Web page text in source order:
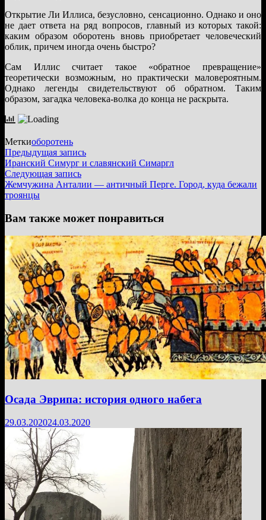
Открытие Ли Иллиса, безусловно, сенсационно. Однако и оно
не дает ответа на ряд вопросов, главный из которых такой:
каким образом оборотень вновь приобретает человеческий
облик, причем иногда очень быстро?
Сам Иллис считает такое «обратное превращение»
теоретически возможным, но практически маловероятным.
Однако легенды свидетельствуют об обратном. Таким
образом, загадка человека-волка до конца не раскрыта.
Меткиоборотень
Навигация
по
записям
Предыдущая записьПредыдущая
запись:
Иранский Симург и славянский Симаргл
Следующая записьСледующая
запись:
Жемчужина Анталии — античный Перге. Город, куда бежали
троянцы
Вам также может понравиться
Осада Эврипа: история одного набега
29.03.202024.03.2020